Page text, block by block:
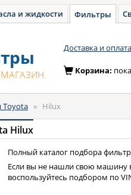
и жидкости Фильтры
МАГАЗИН
Доставка и оплата
Корзина:
Toyota » Hilux
Hilux
Полный каталог подбора
Если вы не нашли свою машину
воспользуйтесь подбором по